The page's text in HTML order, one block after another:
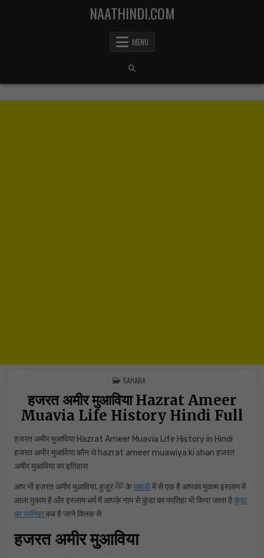
NAATHINDI.COM
MENU
POSTED IN
SAHABA
हजरत अमीर मुआविया Hazrat Ameer
Muavia Life History Hindi Full
हजरत अमीर मुआविया Hazrat Ameer Muavia Life History in Hindi
हजरत अमीर मुआविया कौन थे hazrat ameer muawiya ki shan हजरत
अमीर मुआविया का इतिहास
आप भी हजरत अमीर मुआविया, हुज़ूर ﷺ केसहाबीमें से एक है आपका मुकाम इस्लाम में
आला मुकाम है और इस्लाम धर्म में आपके नाम से कुंडा का फातिहा भी किया जाता हैकुंडा
का फातिहाकब है जाने क्लिक से
हजरत अमीर मुआविया